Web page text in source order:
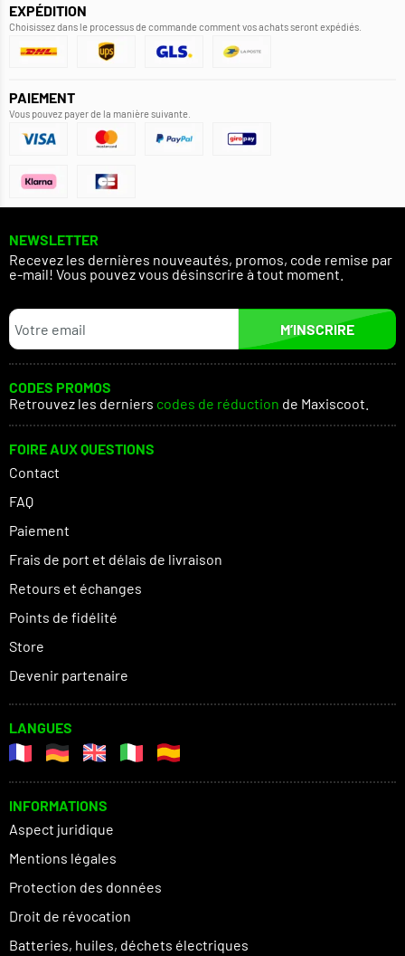
EXPÉDITION
Choisissez dans le processus de commande comment vos achats seront expédiés.
PAIEMENT
Vous pouvez payer de la manière suivante.
NEWSLETTER
Recevez les dernières nouveautés, promos, code remise par
e-mail! Vous pouvez vous désinscrire à tout moment.
M’INSCRIRE
CODES PROMOS
Retrouvez les derniers codes de réduction de Maxiscoot.
FOIRE AUX QUESTIONS
Contact
FAQ
Paiement
Frais de port et délais de livraison
Retours et échanges
Points de fidélité
Store
Devenir partenaire
LANGUES
INFORMATIONS
Aspect juridique
Mentions légales
Protection des données
Droit de révocation
Batteries, huiles, déchets électriques